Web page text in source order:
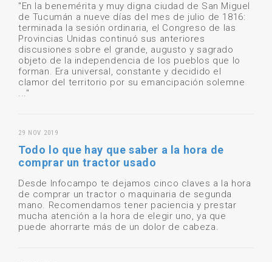
"En la benemérita y muy digna ciudad de San Miguel
de Tucumán a nueve días del mes de julio de 1816:
terminada la sesión ordinaria, el Congreso de las
Provincias Unidas continuó sus anteriores
discusiones sobre el grande, augusto y sagrado
objeto de la independencia de los pueblos que lo
forman. Era universal, constante y decidido el
clamor del territorio por su emancipación solemne
..."
29 NOV 2019
Todo lo que hay que saber a la hora de
comprar un tractor usado
Desde Infocampo te dejamos cinco claves a la hora
de comprar un tractor o maquinaria de segunda
mano. Recomendamos tener paciencia y prestar
mucha atención a la hora de elegir uno, ya que
puede ahorrarte más de un dolor de cabeza.